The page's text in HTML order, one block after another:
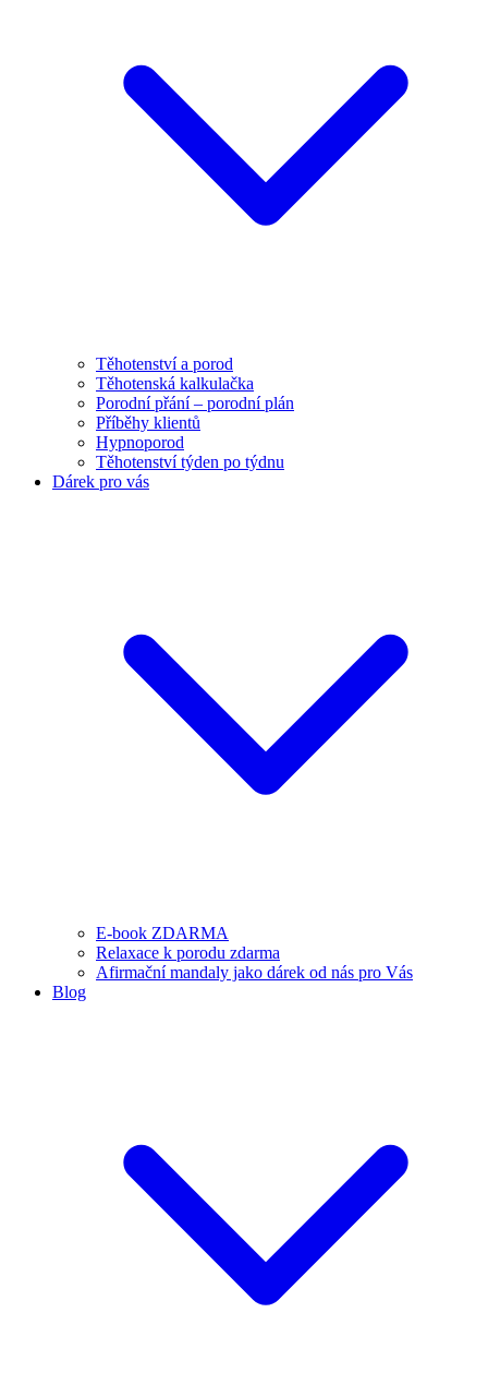
Těhotenství a porod
Těhotenská kalkulačka
Porodní přání – porodní plán
Příběhy klientů
Hypnoporod
Těhotenství týden po týdnu
Dárek pro vás
E-book ZDARMA
Relaxace k porodu zdarma
Afirmační mandaly jako dárek od nás pro Vás
Blog